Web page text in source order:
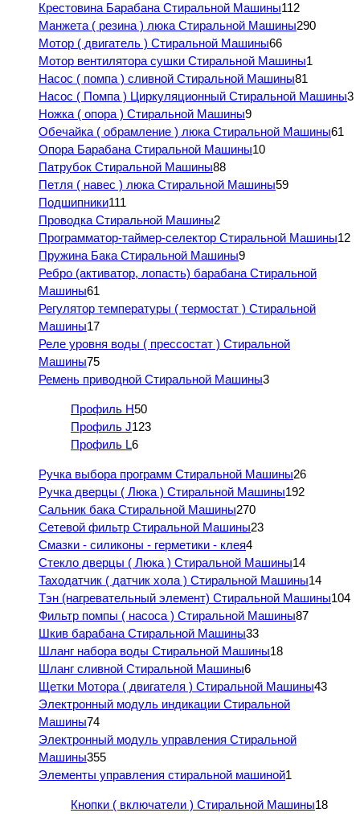
Крестовина Барабана Стиральной Машины112
Манжета ( резина ) люка Стиральной Машины290
Мотор ( двигатель ) Стиральной Машины66
Мотор вентилятора сушки Стиральной Машины1
Насос ( помпа ) сливной Стиральной Машины81
Насос ( Помпа ) Циркуляционный Стиральной Машины3
Ножка ( опора ) Стиральной Машины9
Обечайка ( обрамление ) люка Стиральной Машины61
Опора Барабана Стиральной Машины10
Патрубок Стиральной Машины88
Петля ( навес ) люка Стиральной Машины59
Подшипники111
Проводка Стиральной Машины2
Программатор-таймер-селектор Стиральной Машины12
Пружина Бака Стиральной Машины9
Ребро (активатор, лопасть) барабана Стиральной
Машины61
Регулятор температуры ( термостат ) Стиральной
Машины17
Реле уровня воды ( прессостат ) Стиральной
Машины75
Ремень приводной Стиральной Машины3
Профиль H50
Профиль J123
Профиль L6
Ручка выбора программ Стиральной Машины26
Ручка дверцы ( Люка ) Стиральной Машины192
Сальник бака Стиральной Машины270
Сетевой фильтр Стиральной Машины23
Смазки - силиконы - герметики - клея4
Стекло дверцы ( Люка ) Стиральной Машины14
Таходатчик ( датчик хола ) Стиральной Машины14
Тэн (нагревательный элемент) Стиральной Машины104
Фильтр помпы ( насоса ) Стиральной Машины87
Шкив барабана Стиральной Машины33
Шланг набора воды Стиральной Машины18
Шланг сливной Стиральной Машины6
Щетки Мотора ( двигателя ) Стиральной Машины43
Электронный модуль индикации Стиральной
Машины74
Электронный модуль управления Стиральной
Машины355
Элементы управления стиральной машиной1
Кнопки ( включатели ) Стиральной Машины18